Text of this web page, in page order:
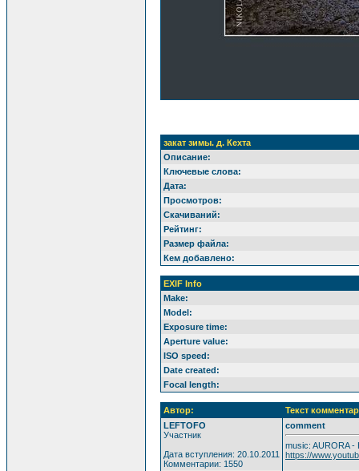
закат зимы. д. Кехта
Описание:
Ключевые слова:
Дата:
Просмотров:
Скачиваний:
Рейтинг:
Размер файла:
Кем добавлено:
EXIF Info
Make:
Model:
Exposure time:
Aperture value:
ISO speed:
Date created:
Focal length:
Автор:
Текст
LEFTOFO
Участник
Дата вступления: 20.10.2011
Комментарии: 1550
comment
music: AURORA -
https://